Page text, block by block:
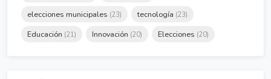
elecciones municipales (23) tecnología (23)
Educación (21) Innovación (20) Elecciones (20)